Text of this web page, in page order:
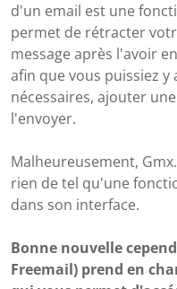
d'un email est une
permet de rétracter
message après l'avoir
afin que vous puissiez
nécessaires, ajouter
l'envoyer.
Malheureusement,
rien de tel qu'une
dans son interface.
Bonne nouvelle
Freemail) prend en